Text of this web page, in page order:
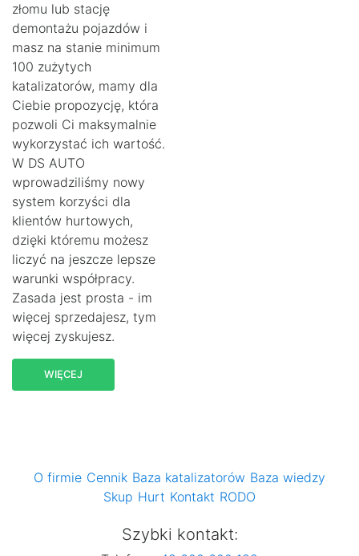
złomu lub stację
demontażu pojazdów i
masz na stanie minimum
100 zużytych
katalizatorów, mamy dla
Ciebie propozycję, która
pozwoli Ci maksymalnie
wykorzystać ich wartość.
W DS AUTO
wprowadziliśmy nowy
system korzyści dla
klientów hurtowych,
dzięki któremu możesz
liczyć na jeszcze lepsze
warunki współpracy.
Zasada jest prosta - im
więcej sprzedajesz, tym
więcej zyskujesz.
WIĘCEJ
O firmie Cennik Baza katalizatorów Baza wiedzy
Skup Hurt Kontakt RODO
Szybki kontakt: